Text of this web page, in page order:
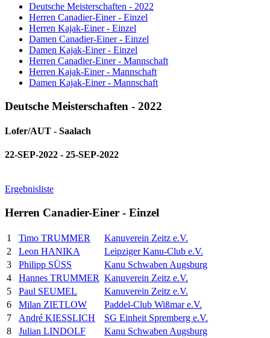
Deutsche Meisterschaften - 2022
Herren Canadier-Einer - Einzel
Herren Kajak-Einer - Einzel
Damen Canadier-Einer - Einzel
Damen Kajak-Einer - Einzel
Herren Canadier-Einer - Mannschaft
Herren Kajak-Einer - Mannschaft
Damen Kajak-Einer - Mannschaft
Deutsche Meisterschaften - 2022
Lofer/AUT - Saalach
22-SEP-2022 - 25-SEP-2022
Ergebnisliste
Herren Canadier-Einer - Einzel
1 Timo TRUMMER
Kanuverein Zeitz e.V.
2
Leon HANIKA
Leipziger Kanu-Club e.V.
3
Philipp SÜSS
Kanu Schwaben Augsburg
4
Hannes TRUMMER Kanuverein Zeitz e.V.
5
Paul SEUMEL
Kanuverein Zeitz e.V.
6
Milan ZIETLOW
Paddel-Club Wißmar e.V.
7
André KIESSLICH
SG Einheit Spremberg e.V.
8
Julian LINDOLF
Kanu Schwaben Augsburg